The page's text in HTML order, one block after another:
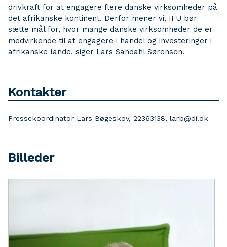
drivkraft for at engagere flere danske virksomheder på
det afrikanske kontinent. Derfor mener vi, IFU bør
sætte mål for, hvor mange danske virksomheder de er
medvirkende til at engagere i handel og investeringer i
afrikanske lande, siger Lars Sandahl Sørensen.
Kontakter
Pressekoordinator Lars Bøgeskov, 22363138, larb@di.dk
Billeder